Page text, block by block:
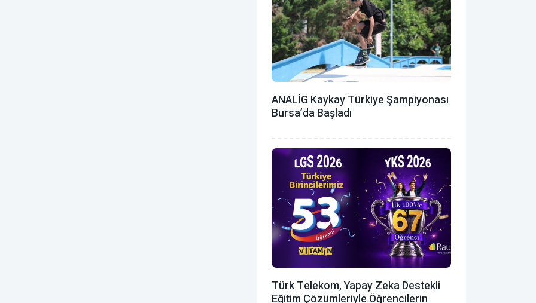
ANALİG Kaykay Türkiye Şampiyonası
Bursa’da Başladı
Türk Telekom, Yapay Zeka Destekli
Eğitim Çözümleriyle Öğrencilerin